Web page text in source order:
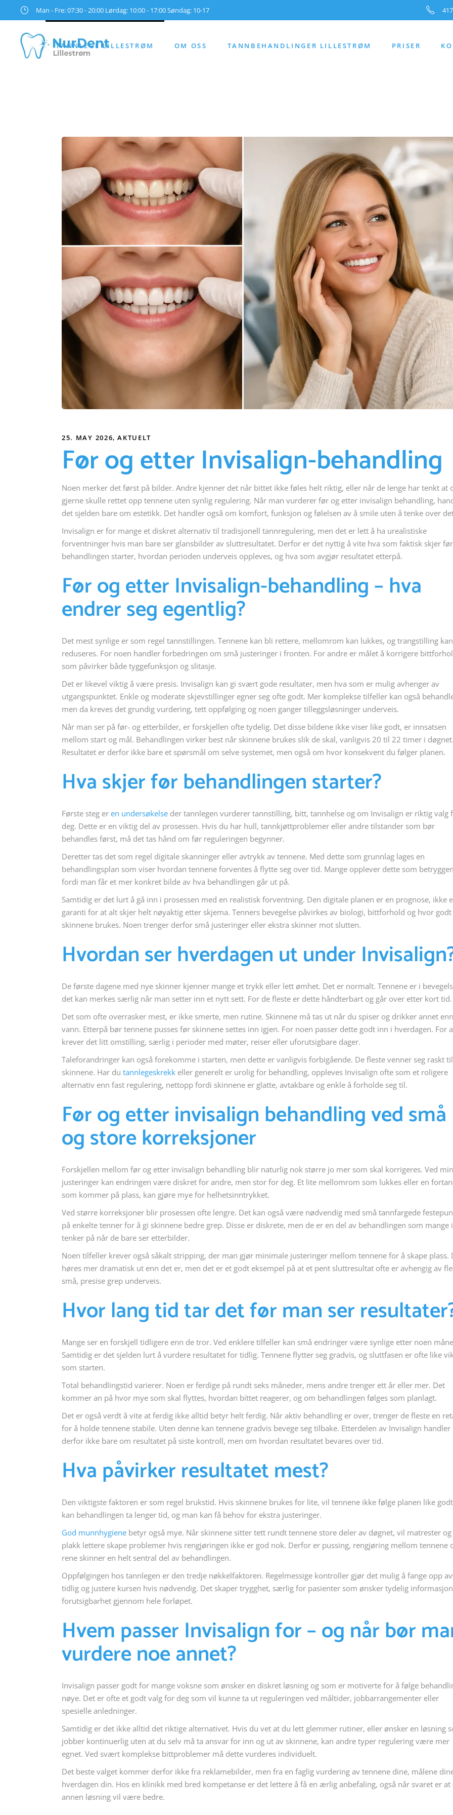
Man - Fre: 07:30 - 20:00 Lørdag: 10:00 - 17:00 Søndag: 10-17
TANNLEGE LILLESTRØM OM OSS TANNBEHANDLINGER LILLESTRØM PRISER
25. MAY 2026 AKTUELT
Før og etter Invisalign-behandling
Noen merker det først på bilder. Andre kjenner det når bittet ikke føles helt riktig, eller når de lenge har tenkt at
gjerne skulle rettet opp tennene uten synlig regulering. Når man vurderer før og etter invisalign behandling,
det sjelden bare om estetikk. Det handler også om komfort, funksjon og følelsen av å smile uten å tenke over
Invisalign er for mange et diskret alternativ til tradisjonell tannregulering, men det er lett å ha urealistiske
forventninger hvis man bare ser glansbilder av sluttresultatet. Derfor er det nyttig å vite hva som faktisk skjer før
behandlingen starter, hvordan perioden underveis oppleves, og hva som avgjør resultatet etterpå.
Før og etter Invisalign-behandling – hva
endrer seg egentlig?
Det mest synlige er som regel tannstillingen. Tennene kan bli rettere, mellomrom kan lukkes, og trangstilling kan
reduseres. For noen handler forbedringen om små justeringer i fronten. For andre er målet å korrigere
som påvirker både tyggefunksjon og slitasje.
Det er likevel viktig å være presis. Invisalign kan gi svært gode resultater, men hva som er mulig avhenger av
utgangspunktet. Enkle og moderate skjevstillinger egner seg ofte godt. Mer komplekse tilfeller kan også
men da kreves det grundig vurdering, tett oppfølging og noen ganger tilleggsløsninger underveis.
Når man ser på før- og etterbilder, er forskjellen ofte tydelig. Det disse bildene ikke viser like godt, er innsatsen
mellom start og mål. Behandlingen virker best når skinnene brukes slik de skal, vanligvis 20 til 22 timer i døgnet.
Resultatet er derfor ikke bare et spørsmål om selve systemet, men også om hvor konsekvent du følger planen.
Hva skjer før behandlingen starter?
Første steg er en undersøkelse der tannlegen vurderer tannstilling, bitt, tannhelse og om Invisalign er riktig valg
deg. Dette er en viktig del av prosessen. Hvis du har hull, tannkjøttproblemer eller andre tilstander som bør
behandles først, må det tas hånd om før reguleringen begynner.
Deretter tas det som regel digitale skanninger eller avtrykk av tennene. Med dette som grunnlag lages en
behandlingsplan som viser hvordan tennene forventes å flytte seg over tid. Mange opplever dette som
fordi man får et mer konkret bilde av hva behandlingen går ut på.
Samtidig er det lurt å gå inn i prosessen med en realistisk forventning. Den digitale planen er en prognose, ikke
garanti for at alt skjer helt nøyaktig etter skjema. Tenners bevegelse påvirkes av biologi, bittforhold og hvor godt
skinnene brukes. Noen trenger derfor små justeringer eller ekstra skinner mot slutten.
Hvordan ser hverdagen ut under
De første dagene med nye skinner kjenner mange et trykk eller lett ømhet. Det er normalt. Tennene er i
det kan merkes særlig når man setter inn et nytt sett. For de fleste er dette håndterbart og går over etter kort tid.
Det som ofte overrasker mest, er ikke smerte, men rutine. Skinnene må tas ut når du spiser og drikker annet enn
vann. Etterpå bør tennene pusses før skinnene settes inn igjen. For noen passer dette godt inn i hverdagen. For
krever det litt omstilling, særlig i perioder med møter, reiser eller uforutsigbare dager.
Taleforandringer kan også forekomme i starten, men dette er vanligvis forbigående. De fleste venner seg raskt til
skinnene. Har du tannlegeskrekk eller generelt er urolig for behandling, oppleves Invisalign ofte som et roligere
alternativ enn fast regulering, nettopp fordi skinnene er glatte, avtakbare og enkle å forholde seg til.
Før og etter invisalign behandling ved små
og store korreksjoner
Forskjellen mellom før og etter invisalign behandling blir naturlig nok større jo mer som skal korrigeres. Ved
justeringer kan endringen være diskret for andre, men stor for deg. Et lite mellomrom som lukkes eller en
som kommer på plass, kan gjøre mye for helhetsinntrykket.
Ved større korreksjoner blir prosessen ofte lengre. Det kan også være nødvendig med små tannfargede
på enkelte tenner for å gi skinnene bedre grep. Disse er diskrete, men de er en del av behandlingen som mange
tenker på når de bare ser etterbilder.
Noen tilfeller krever også såkalt stripping, der man gjør minimale justeringer mellom tennene for å skape plass.
høres mer dramatisk ut enn det er, men det er et godt eksempel på at et pent sluttresultat ofte er avhengig av
små, presise grep underveis.
Hvor lang tid tar det før man ser
Mange ser en forskjell tidligere enn de tror. Ved enklere tilfeller kan små endringer være synlige etter noen
Samtidig er det sjelden lurt å vurdere resultatet for tidlig. Tennene flytter seg gradvis, og sluttfasen er ofte like
som starten.
Total behandlingstid varierer. Noen er ferdige på rundt seks måneder, mens andre trenger ett år eller mer. Det
kommer an på hvor mye som skal flyttes, hvordan bittet reagerer, og om behandlingen følges som planlagt.
Det er også verdt å vite at ferdig ikke alltid betyr helt ferdig. Når aktiv behandling er over, trenger de fleste en
for å holde tennene stabile. Uten denne kan tennene gradvis bevege seg tilbake. Etterdelen av Invisalign handler
derfor ikke bare om resultatet på siste kontroll, men om hvordan resultatet bevares over tid.
Hva påvirker resultatet mest?
Den viktigste faktoren er som regel brukstid. Hvis skinnene brukes for lite, vil tennene ikke følge planen like
kan behandlingen ta lenger tid, og man kan få behov for ekstra justeringer.
God munnhygiene betyr også mye. Når skinnene sitter tett rundt tennene store deler av døgnet, vil matrester og
plakk lettere skape problemer hvis rengjøringen ikke er god nok. Derfor er pussing, rengjøring mellom tennene
rene skinner en helt sentral del av behandlingen.
Oppfølgingen hos tannlegen er den tredje nøkkelfaktoren. Regelmessige kontroller gjør det mulig å fange opp
tidlig og justere kursen hvis nødvendig. Det skaper trygghet, særlig for pasienter som ønsker tydelig
forutsigbarhet gjennom hele forløpet.
Hvem passer Invisalign for – og når bør
vurdere noe annet?
Invisalign passer godt for mange voksne som ønsker en diskret løsning og som er motiverte for å følge
nøye. Det er ofte et godt valg for deg som vil kunne ta ut reguleringen ved måltider, jobbarrangementer eller
spesielle anledninger.
Samtidig er det ikke alltid det riktige alternativet. Hvis du vet at du lett glemmer rutiner, eller ønsker en løsning
jobber kontinuerlig uten at du selv må ta ansvar for inn og ut av skinnene, kan andre typer regulering være mer
egnet. Ved svært komplekse bittproblemer må dette vurderes individuelt.
Det beste valget kommer derfor ikke fra reklamebilder, men fra en faglig vurdering av tennene dine, målene
hverdagen din. Hos en klinikk med bred kompetanse er det lettere å få en ærlig anbefaling, også når svaret er at
annen løsning vil være bedre.